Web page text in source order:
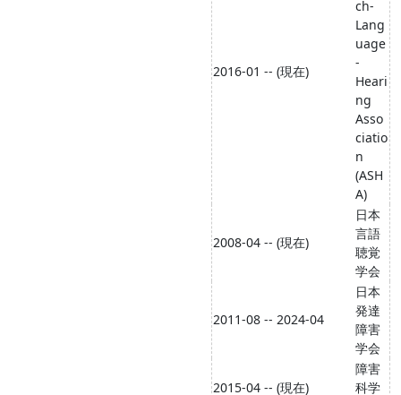
2016-01 -- (現在)
ch-
Lang
uage
-
Heari
ng
Asso
ciatio
n
(ASH
A)
2008-04 -- (現在)
日本
言語
聴覚
学会
2011-08 -- 2024-04
日本
発達
障害
学会
2015-04 -- (現在)
障害
科学